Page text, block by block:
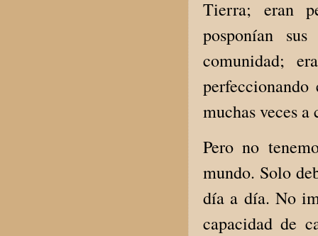
Tierra; eran
posponían
comunidad;
muchas veces
Pero no
mundo. Solo
día a día. No
capacidad de